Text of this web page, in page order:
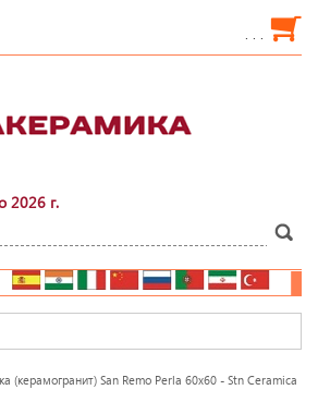
. . .
2026 г.
(керамогранит) San Remo Perla 60x60 - Stn Ceramica